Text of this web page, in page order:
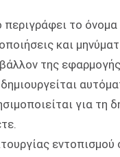
περιγράφει το
και
της
για τη